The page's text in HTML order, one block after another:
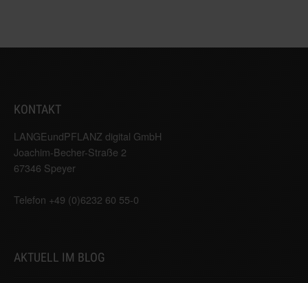
KONTAKT
LANGEundPFLANZ digital GmbH
Joachim-Becher-Straße 2
67346 Speyer
Telefon +49 (0)6232 60 55-0
AKTUELL IM BLOG